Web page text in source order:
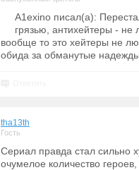
A1exino писал(а):
грязью, антихейтеры - не
вообще то это хейтеры не
обида за обманутые надежды.
tha13th
Гость
Сериал правда стал сильно
очумелое количество